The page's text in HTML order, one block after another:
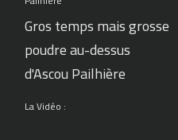
Gros temps mais grosse
poudre au-dessus
d'Ascou Pailhière
La Vidéo :